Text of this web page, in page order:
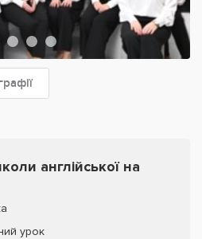
англійської на
урок